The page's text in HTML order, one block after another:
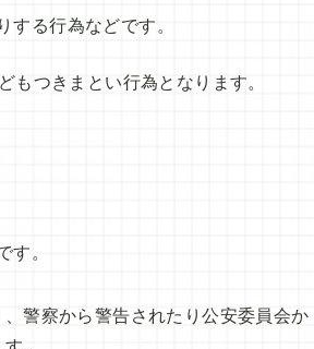
る行為などです。
つきまとい行為となります。
。
警察から警告されたり公安委員会か